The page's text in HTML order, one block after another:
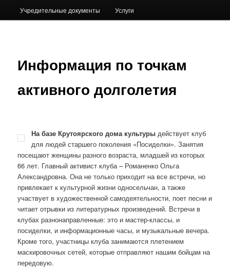
Учредительные документы Услуги
Информация по точкам
активного долголетия
На базе Крутоярского дома культуры действует клуб
для людей старшего поколения «Посиделки». Занятия
посещают женщины разного возраста, младшей из которых
66 лет. Главный активист клуба – Романенко Ольга
Александровна. Она не только приходит на все встречи, но
привлекает к культурной жизни односельчан, а также
участвует в художественной самодеятельности, поет песни и
читает отрывки из литературных произведений. Встречи в
клубах разнонаправленные: это и мастер-классы, и
посиделки, и информационные часы, и музыкальные вечера.
Кроме того, участницы клуба занимаются плетением
маскировочных сетей, которые отправляют нашим бойцам на
передовую.